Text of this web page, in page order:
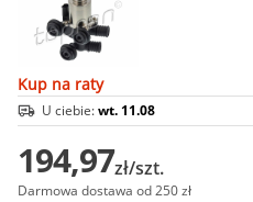
Kup na raty
U ciebie:wt. 11.08
194,97zł/szt.
Darmowa dostawa od 250 zł